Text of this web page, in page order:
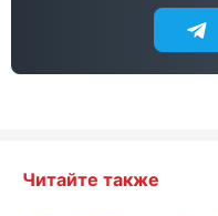
Читайте также